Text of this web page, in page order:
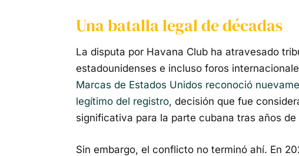
Una batalla legal de décadas
La disputa por Havana Club ha atravesado
estadounidenses e incluso foros
Marcas de Estados Unidos reconoció
legítimo del registro, decisión que fue
significativa para la parte cubana tras años de
Sin embargo, el conflicto no terminó ahí. En